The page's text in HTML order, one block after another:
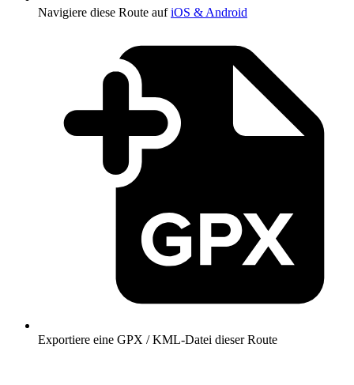
Navigiere diese Route aufiOS & Android
Exportiere eine GPX / KML-Datei dieser Route